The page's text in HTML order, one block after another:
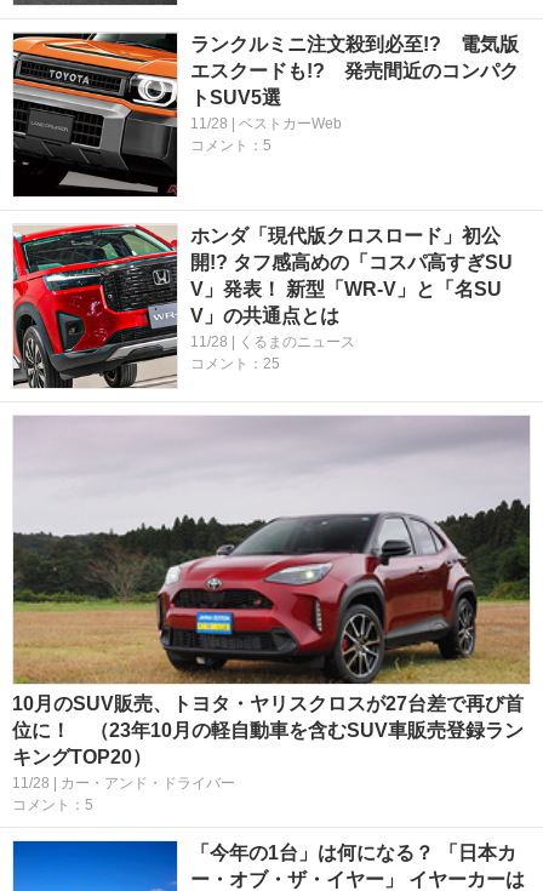
ランクルミニ注文殺到必至!? 電気版
エスクードも!? 発売間近のコンパク
トSUV5選
11/28 | ベストカーWeb
コメント：5
ホンダ「現代版クロスロード」初公
開!? タフ感高めの「コスパ高すぎSU
V」発表！ 新型「WR-V」と「名SU
V」の共通点とは
11/28 | くるまのニュース
コメント：25
10月のSUV販売、トヨタ・ヤリスクロスが27台差で再び首
位に！ （23年10月の軽自動車を含むSUV車販売登録ラン
キングTOP20）
11/28 | カー・アンド・ドライバー
コメント：5
「今年の1台」は何になる？ 「日本カ
ー・オブ・ザ・イヤー」 イヤーカーは